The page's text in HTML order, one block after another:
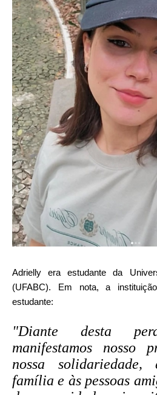
Adrielly era estudante da
(UFABC). Em nota, a
estudante:
"Diante desta
manifestamos nosso
nossa solidariedade,
família e às pessoas